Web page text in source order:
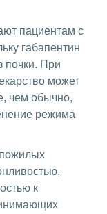
пациентам с
габапентин
почки. При
может
чем обычно,
режима
к